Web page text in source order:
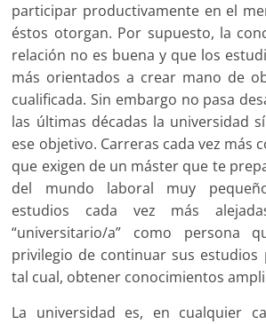
participar productivamente en el
éstos otorgan. Por supuesto, la
relación no es buena y que los
más orientados a crear mano de
cualificada. Sin embargo no pasa
las últimas décadas la universidad
ese objetivo. Carreras cada vez más
que exigen de un máster que te
del mundo laboral muy
estudios cada vez más
“universitario/a” como persona
privilegio de continuar sus estudios
tal cual, obtener conocimientos
La universidad es, en cualquier